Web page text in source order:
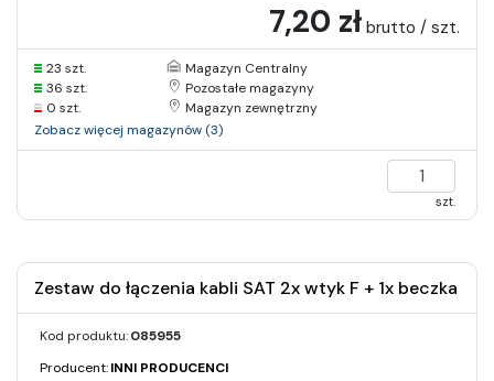
7,20 zł brutto / szt.
23 szt.
Magazyn Centralny
36 szt.
Pozostałe magazyny
0 szt.
Magazyn zewnętrzny
Zobacz więcej magazynów (3)
szt.
Zestaw do łączenia kabli SAT 2x wtyk F + 1x beczka
Kod produktu:085955
Producent:INNI PRODUCENCI